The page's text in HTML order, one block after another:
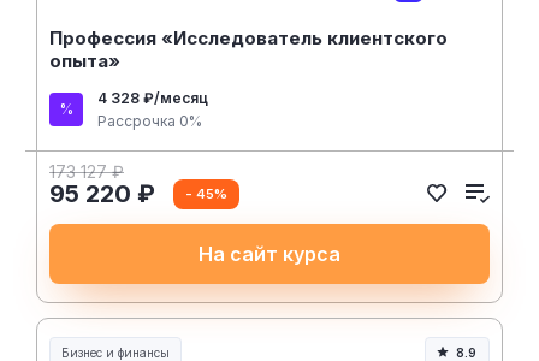
Профессия «Исследователь клиентского
опыта»
4 328 ₽/месяц
Рассрочка 0%
173 127 ₽
95 220 ₽ - 45%
На сайт курса
Бизнес и финансы 8.9